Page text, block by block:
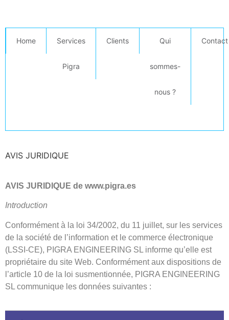
Home Services
Pigra
Clients Qui
sommes-
nous ?
Contact
AVIS JURIDIQUE
AVIS JURIDIQUE de www.pigra.es
Introduction
Conformément à la loi 34/2002, du 11 juillet, sur les services
de la société de l’information et le commerce électronique
(LSSI-CE), PIGRA ENGINEERING SL informe qu’elle est
propriétaire du site Web. Conformément aux dispositions de
l’article 10 de la loi susmentionnée, PIGRA ENGINEERING
SL communique les données suivantes :